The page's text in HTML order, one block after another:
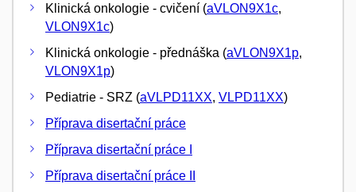
Klinická onkologie - cvičení (aVLON9X1c,
VLON9X1c)
Klinická onkologie - přednáška (aVLON9X1p,
VLON9X1p)
Pediatrie - SRZ (aVLPD11XX, VLPD11XX)
Příprava disertační práce
Příprava disertační práce I
Příprava disertační práce II